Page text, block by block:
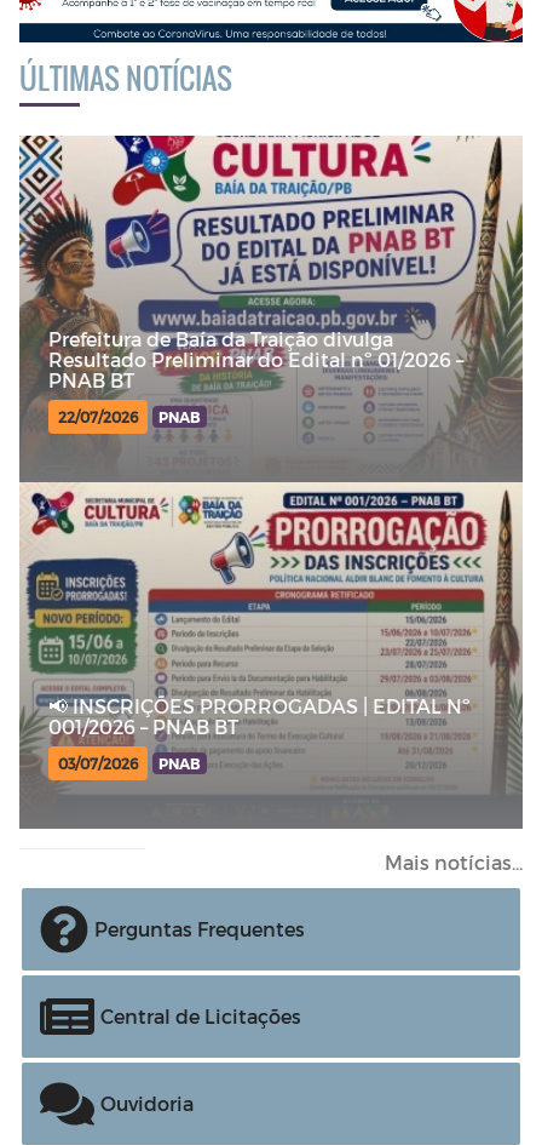
ÚLTIMAS NOTÍCIAS
Prefeitura de Baía da Traição divulga
Resultado Preliminar do Edital nº 01/2026 –
PNAB BT
22/07/2026 PNAB
📢 INSCRIÇÕES PRORROGADAS | EDITAL Nº
001/2026 – PNAB BT
03/07/2026 PNAB
Mais notícias...
Perguntas Frequentes
Central de Licitações
Ouvidoria